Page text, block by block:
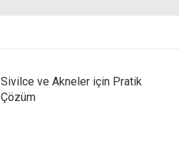
Sivilce ve Akneler için Pratik
Çözüm